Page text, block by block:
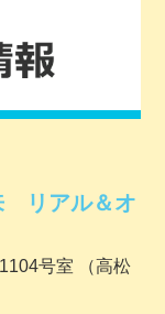
リアル＆オ
号室 （⾼松